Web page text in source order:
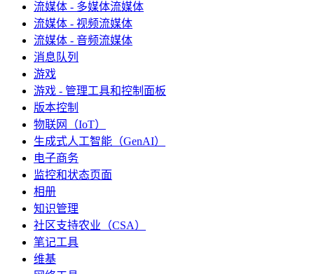
流媒体 - 多媒体流媒体
流媒体 - 视频流媒体
流媒体 - 音频流媒体
消息队列
游戏
游戏 - 管理工具和控制面板
版本控制
物联网（IoT）
生成式人工智能（GenAI）
电子商务
监控和状态页面
相册
知识管理
社区支持农业（CSA）
笔记工具
维基